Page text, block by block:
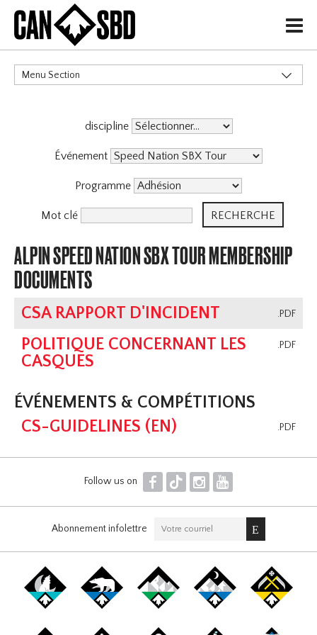
H
Menu Section
Événements & Compétitions
discipline
Événement
Programme
Mot clé
ALPIN SPEED NATION SBX TOUR MEMBERSHIP
DOCUMENTS
.PDF
CSA RAPPORT D'INCIDENT
.PDF
POLITIQUE CONCERNANT LES
CASQUES
ÉVÉNEMENTS & COMPÉTITIONS
.PDF
CS-GUIDELINES (EN)
Follow us on F T I Y
Abonnement infolettre